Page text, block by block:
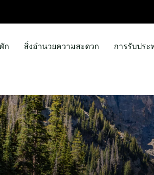
ก สิ่งอำนวยความสะดวก การรับประ